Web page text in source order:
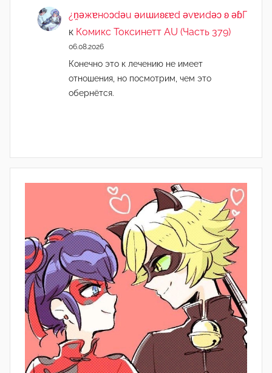
¿n̯ǝжɐноɔdǝu ǝиɯиʚεɐd ǝvɐиdǝɔ ʚ ǝɓГ
к Комикс Токсинетт AU (Часть 379)
06.08.2026
Конечно это к лечению не имеет
отношения, но посмотрим, чем это
обернётся.